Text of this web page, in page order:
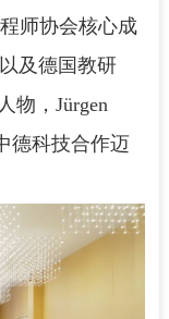
师协会核心成
及德国教研
物，Jürgen
德科技合作迈